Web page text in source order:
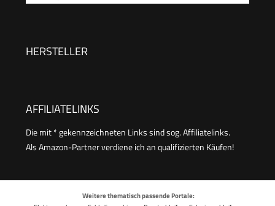
HERSTELLER
AFFILIATELINKS
Die mit * gekennzeichneten Links sind sog. Affiliatelinks.
Als Amazon-Partner verdiene ich an qualifizierten Käufen!
Weitere thematisch passende Portale: